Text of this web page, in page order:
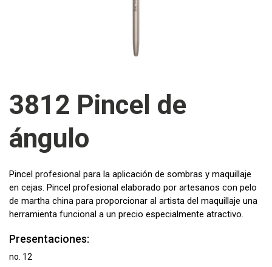
3812 Pincel de
ángulo
Pincel profesional para la aplicación de sombras y maquillaje
en cejas. Pincel profesional elaborado por artesanos con pelo
de martha china para proporcionar al artista del maquillaje una
herramienta funcional a un precio especialmente atractivo.
Presentaciones:
no. 12